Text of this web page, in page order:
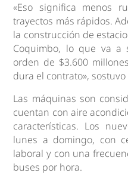
«Eso significa menos
trayectos más rápidos.
la construcción de
Coquimbo, lo que va a
orden de $3.600
dura el contrato», sostuvo
Las máquinas son
cuentan con aire
características. Los
lunes a domingo, con
laboral y con una
buses por hora.